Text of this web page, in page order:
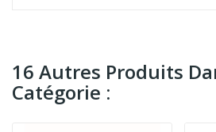
16 Autres Produits
Catégorie :